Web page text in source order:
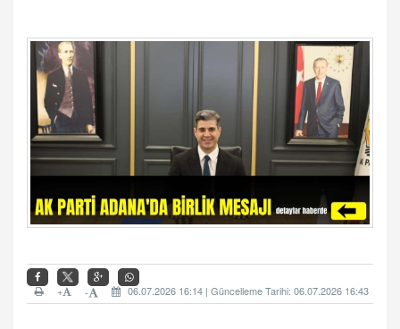
06.07.2026 16:14 | Güncelleme Tarihi: 06.07.2026 16:43
-
+